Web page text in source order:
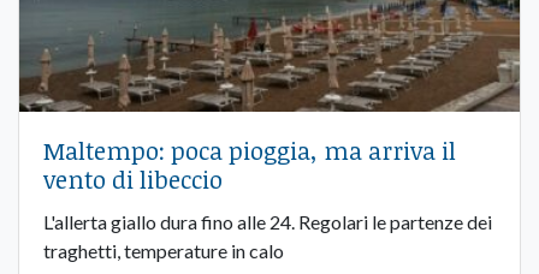
Maltempo: poca pioggia, ma arriva il
vento di libeccio
L'allerta giallo dura fino alle 24. Regolari le partenze dei
traghetti, temperature in calo